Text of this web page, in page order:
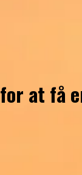
at få